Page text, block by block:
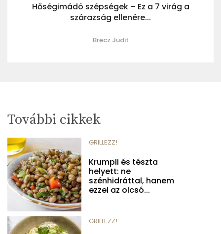
Hőségimádó szépségek – Ez a 7 virág a
szárazság ellenére...
Brecz Judit
További cikkek
GRILLEZZ!
Krumpli és tészta
helyett: ne
szénhidráttal, hanem
ezzel az olcsó...
GRILLEZZ!